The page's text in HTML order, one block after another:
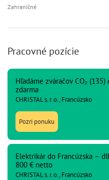
Zahraničné
Pracovné pozície
Hľadáme zváračov CO₂
zdarma
CHRISTAL s. r. o., Francúzsko
Pozri ponuku
Elektrikár do Francúzska –
800 € netto
CHRISTAL s. r. o., Francúzsko